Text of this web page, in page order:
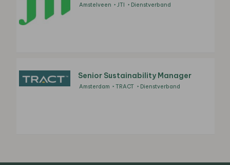
Amstelveen JTI Dienstverband
Senior Sustainability Manager
Amsterdam TRACT Dienstverband